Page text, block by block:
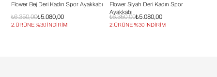
Flower Bej Deri Kadın Spor Ayakkabı
₺5.080,00
₺6.350,00
2.ÜRÜNE %30 İNDİRİM
Flower Siyah Deri Kadın Spor
Ayakkabı
₺5.080,00
₺6.350,00
2.ÜRÜNE %30 İNDİRİM